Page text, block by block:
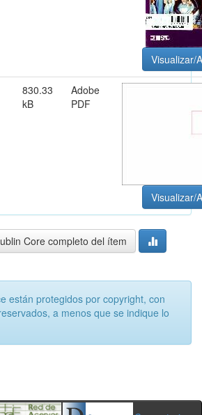
Visualizar/
830.33
kB
Adobe
PDF
Visualizar/
Core completo del ítem
están protegidos por copyright, con
a menos que se indique lo